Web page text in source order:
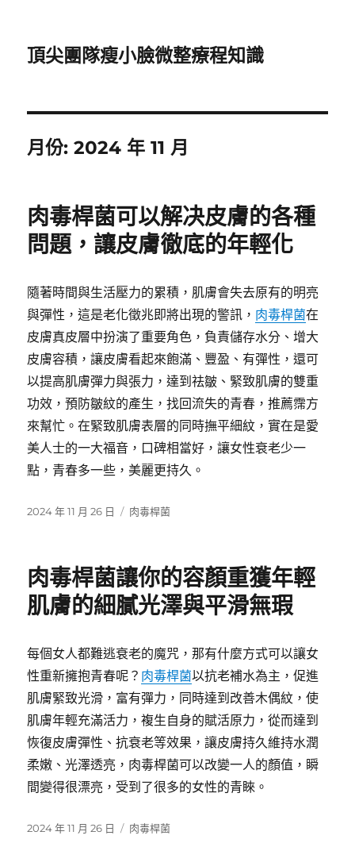
頂尖團隊瘦小臉微整療程知識
月份:2024 年 11 月
肉毒桿菌可以解决皮膚的各種
問題，讓皮膚徹底的年輕化
隨著時間與生活壓力的累積，肌膚會失去原有的明亮
與彈性，這是老化徵兆即將出現的警訊， 肉毒桿菌在
皮膚真皮層中扮演了重要角色，負責儲存水分、增大
皮膚容積，讓皮膚看起來飽滿、豐盈、有彈性，還可
以提高肌膚彈力與張力，達到祛皺、緊致肌膚的雙重
功效，預防皺紋的產生，找回流失的青春，推薦霈方
來幫忙。在緊致肌膚表層的同時撫平細紋，實在是愛
美人士的一大福音，口碑相當好，讓女性衰老少一
點，青春多一些，美麗更持久。
發
2024 年 11 月 26 日
分
肉毒桿菌
肉毒桿菌讓你的容顏重獲年輕
肌膚的細膩光澤與平滑無瑕
每個女人都難逃衰老的魔咒，那有什麼方式可以讓女
性重新擁抱青春呢？ 肉毒桿菌以抗老補水為主，促進
肌膚緊致光滑，富有彈力，同時達到改善木偶紋，使
肌膚年輕充滿活力，複生自身的賦活原力，從而達到
恢復皮膚彈性、抗衰老等效果，讓皮膚持久維持水潤
柔嫩、光澤透亮，肉毒桿菌可以改變一人的顏值，瞬
間變得很漂亮，受到了很多的女性的青睞。
發
2024 年 11 月 26 日
分
肉毒桿菌